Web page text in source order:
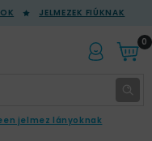
JELMEZEK FIÚKNAK
0
jelmez lányoknak